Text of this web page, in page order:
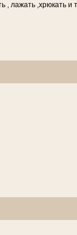
, лажать ,хрюкать и